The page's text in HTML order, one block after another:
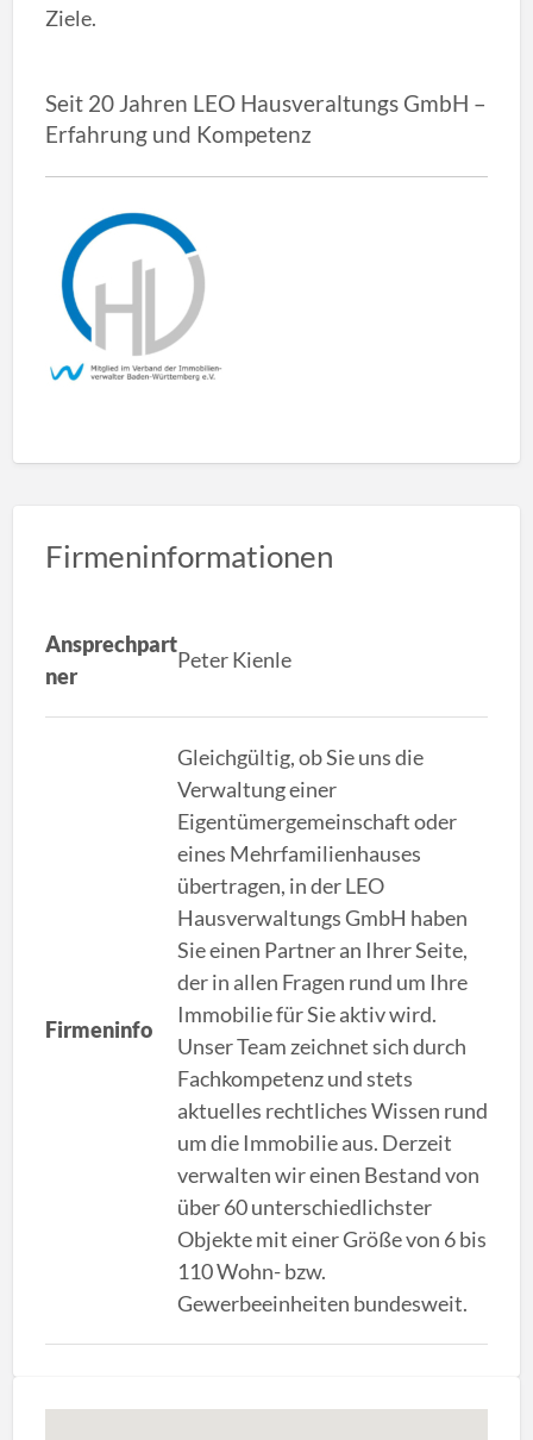
Ziele.
Seit 20 Jahren LEO Hausveraltungs GmbH –
Erfahrung und Kompetenz
Firmeninformationen
Ansprechpart
ner
Peter Kienle
Firmeninfo
Gleichgültig, ob Sie uns die
Verwaltung einer
Eigentümergemeinschaft oder
eines Mehrfamilienhauses
übertragen, in der LEO
Hausverwaltungs GmbH haben
Sie einen Partner an Ihrer Seite,
der in allen Fragen rund um Ihre
Immobilie für Sie aktiv wird.
Unser Team zeichnet sich durch
Fachkompetenz und stets
aktuelles rechtliches Wissen rund
um die Immobilie aus. Derzeit
verwalten wir einen Bestand von
über 60 unterschiedlichster
Objekte mit einer Größe von 6 bis
110 Wohn- bzw.
Gewerbeeinheiten bundesweit.